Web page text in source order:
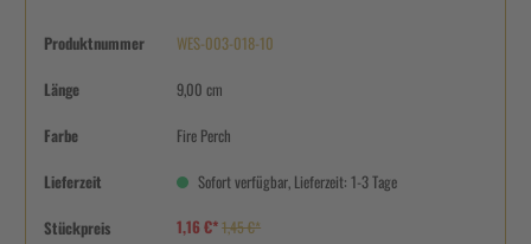
Produktnummer WES-003-018-10
Länge 9,00 cm
Farbe Fire Perch
Lieferzeit Sofort verfügbar, Lieferzeit: 1-3 Tage
Stückpreis 1,16 €*1,45 €*